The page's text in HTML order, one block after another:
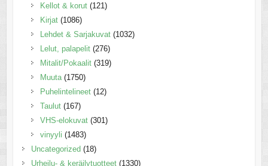
Kellot & korut (121)
Kirjat (1086)
Lehdet & Sarjakuvat (1032)
Lelut, palapelit (276)
Mitalit/Pokaalit (319)
Muuta (1750)
Puhelintelineet (12)
Taulut (167)
VHS-elokuvat (301)
vinyyli (1483)
Uncategorized (18)
Urheilu- & keräilytuotteet (1330)